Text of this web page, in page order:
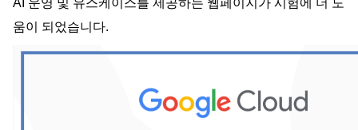
AI 운영 및 유스케이스를 제공하는 웹페이지가 시험에 더 도
움이 되었습니다.